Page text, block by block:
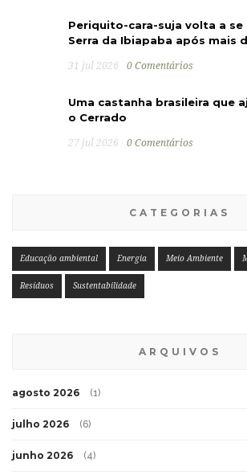
Periquito-cara-suja volta a se
Serra da Ibiapaba após mais
31 jul 2026 0 Comentários
Uma castanha brasileira que
o Cerrado
27 jul 2026 0 Comentários
CATEGORIAS
Educação ambiental Energia Meio Ambiente
Resíduos Sustentabilidade
ARQUIVOS
agosto 2026 (1)
julho 2026 (6)
junho 2026 (4)